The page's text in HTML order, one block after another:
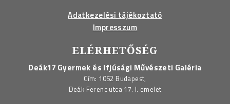
Adatkezelési tájékoztató
Impresszum
ELÉRHETŐSÉG
Deák17 Gyermek és Ifjúsági Művészeti Galéria
Cím: 1052 Budapest,
Deák Ferenc utca 17. I. emelet